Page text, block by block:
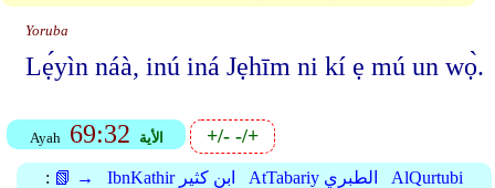
Yoruba
Lẹ́yìn náà, inú iná Jẹhīm ni kí ẹ mú un wọ̀.
Ayah 69:32 الأية +/--/+
: 📗 → IbnKathir ابن كثير AtTabariy الطبري
AlQurtubi